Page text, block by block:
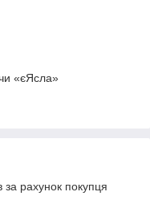
«єЯсла»
рахунок покупця